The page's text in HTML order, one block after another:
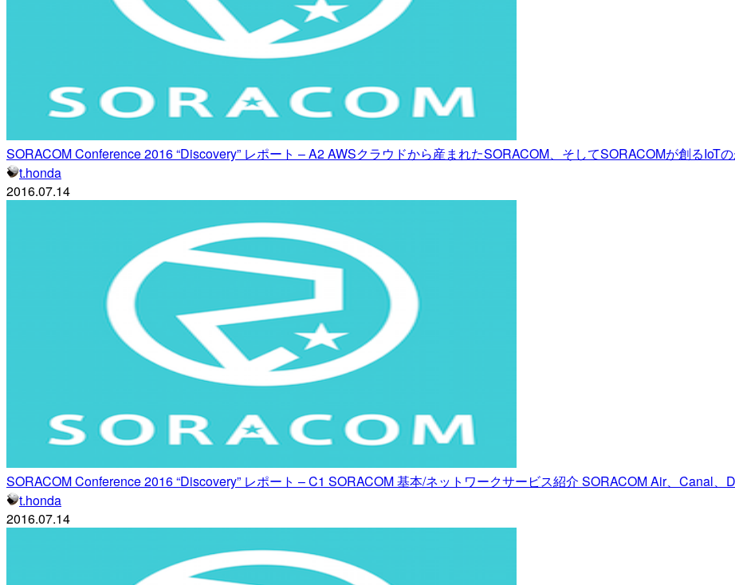
SORACOM Conference 2016 “Discovery” レポート – A2 AWSクラウドから産まれたSORACOM、そしてSORACOMが創るIoT
t.honda
2016.07.14
SORACOM Conference 2016 “Discovery” レポート – C1 SORACOM 基本/ネットワークサービス紹介 SORACOM Air、Canal、
t.honda
2016.07.14